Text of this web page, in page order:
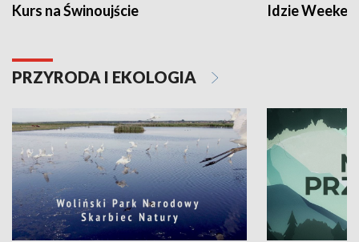
Kurs na Świnoujście Idzie
PRZYRODA I EKOLOGIA